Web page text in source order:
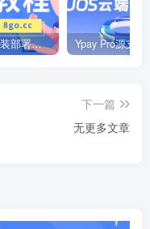
源支付V8安装部署教程
下一篇
无更多文章